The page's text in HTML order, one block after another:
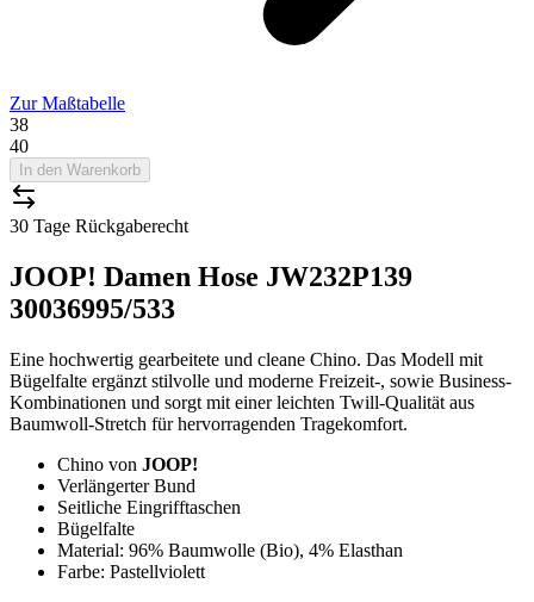
Zur Maßtabelle
38
40
In den Warenkorb
30 Tage Rückgaberecht
JOOP! Damen Hose JW232P139
30036995/533
Eine hochwertig gearbeitete und cleane Chino. Das Modell mit
Bügelfalte ergänzt stilvolle und moderne Freizeit-, sowie Business-
Kombinationen und sorgt mit einer leichten Twill-Qualität aus
Baumwoll-Stretch für hervorragenden Tragekomfort.
Chino von JOOP!
Verlängerter Bund
Seitliche Eingrifftaschen
Bügelfalte
Material: 96% Baumwolle (Bio), 4% Elasthan
Farbe: Pastellviolett